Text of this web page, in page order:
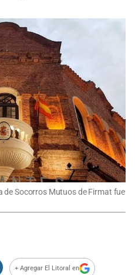
de Socorros Mutuos de Firmat fue
+ Agregar El Litoral en